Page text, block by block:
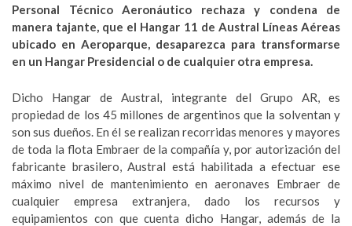
Personal Técnico Aeronáutico rechaza y condena de
manera tajante, que el Hangar 11 de Austral Líneas Aéreas
ubicado en Aeroparque, desaparezca para transformarse
en un Hangar Presidencial o de cualquier otra empresa.
Dicho Hangar de Austral, integrante del Grupo AR, es
propiedad de los 45 millones de argentinos que la solventan y
son sus dueños. En él se realizan recorridas menores y mayores
de toda la flota Embraer de la compañía y, por autorización del
fabricante brasilero, Austral está habilitada a efectuar ese
máximo nivel de mantenimiento en aeronaves Embraer de
cualquier empresa extranjera, dado los recursos y
equipamientos con que cuenta dicho Hangar, además de la